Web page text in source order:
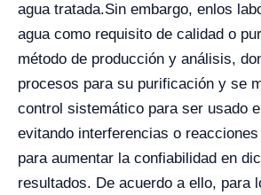
agua tratada.Sin embargo, enlos
agua como requisito de calidad o
método de producción y análisis,
procesos para su purificación y se
control sistemático para ser usado
evitando interferencias o
para aumentar la confiabilidad en
resultados. De acuerdo a ello, para